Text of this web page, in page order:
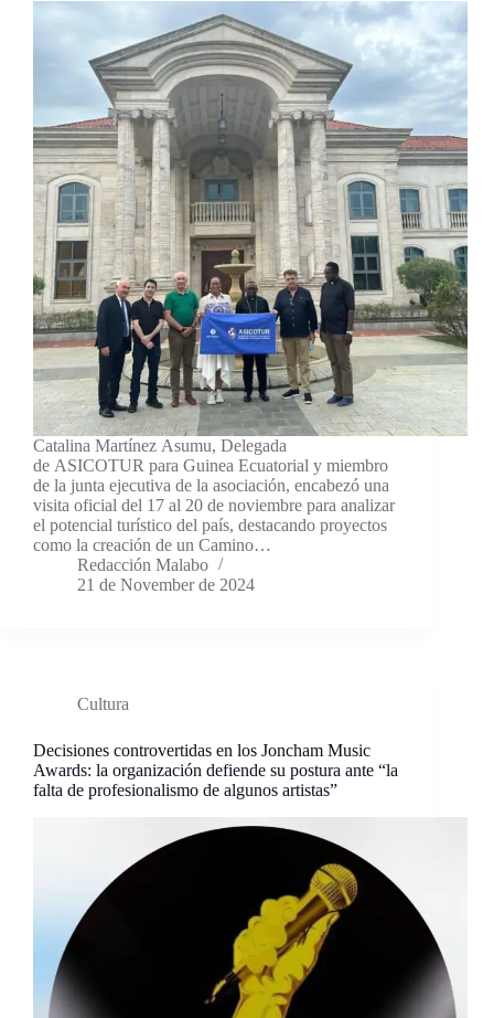
Catalina Martínez Asumu, Delegada
de ASICOTUR para Guinea Ecuatorial y miembro
de la junta ejecutiva de la asociación, encabezó una
visita oficial del 17 al 20 de noviembre para analizar
el potencial turístico del país, destacando proyectos
como la creación de un Camino…
Redacción Malabo
21 de November de 2024
Cultura
Decisiones controvertidas en los Joncham Music
Awards: la organización defiende su postura ante “la
falta de profesionalismo de algunos artistas”